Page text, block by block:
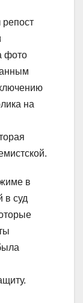
фото
на
в
в суд